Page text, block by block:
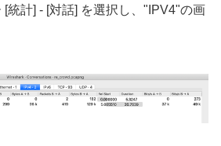
[統計] - [対話] を選択し、 "IPV4"の画